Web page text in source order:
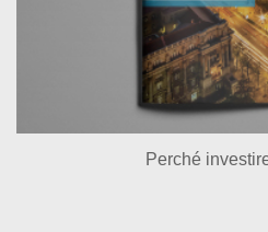
Perché